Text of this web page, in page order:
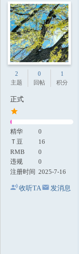
2
主题
0
回帖
1
积分
正式
精华
0
Ｔ豆
16
RMB
0
违规
0
注册时间 2025-7-16
收听TA 发消息